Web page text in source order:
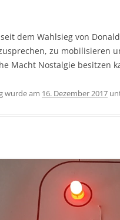
dem Wahlsieg von
zu mobilisieren
Macht Nostalgie besitzen
wurde am 16. Dezember 2017